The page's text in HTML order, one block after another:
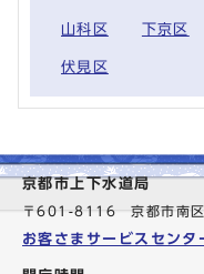
山科区 下京区
伏見区
京都市上下水道局
〒601-8116 京都市南
お客さまサービスセンタ